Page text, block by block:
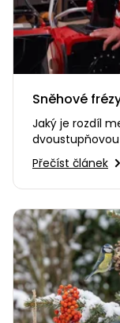
Sněhové
Jaký je rozdíl
právě pro vás?
Přečíst článek